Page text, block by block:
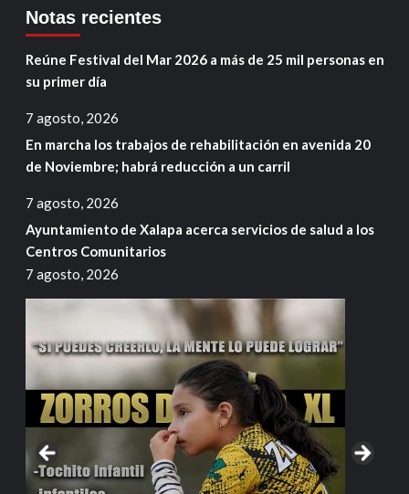
Notas recientes
Reúne Festival del Mar 2026 a más de 25 mil personas en
su primer día
7 agosto, 2026
En marcha los trabajos de rehabilitación en avenida 20
de Noviembre; habrá reducción a un carril
7 agosto, 2026
Ayuntamiento de Xalapa acerca servicios de salud a los
Centros Comunitarios
7 agosto, 2026